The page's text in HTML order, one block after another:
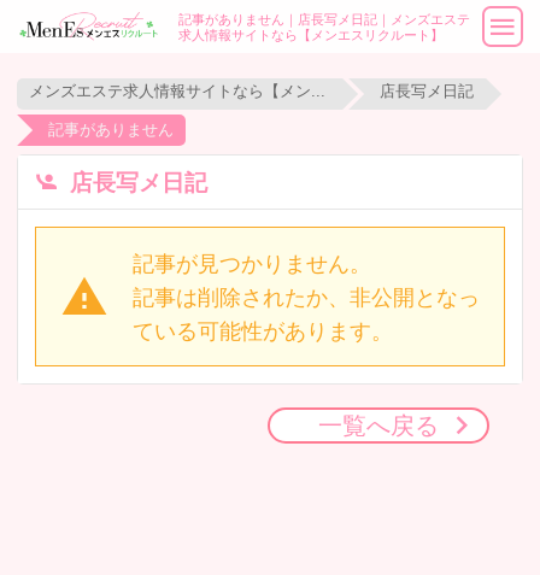
記事がありません｜店長写メ日記｜メンズエステ
求人情報サイトなら【メンエスリクルート】
店長写メ日記
記事がありません
店長写メ日記
記事が見つかりません。
記事は削除されたか、非公開となっ
ている可能性があります。
一覧へ戻る